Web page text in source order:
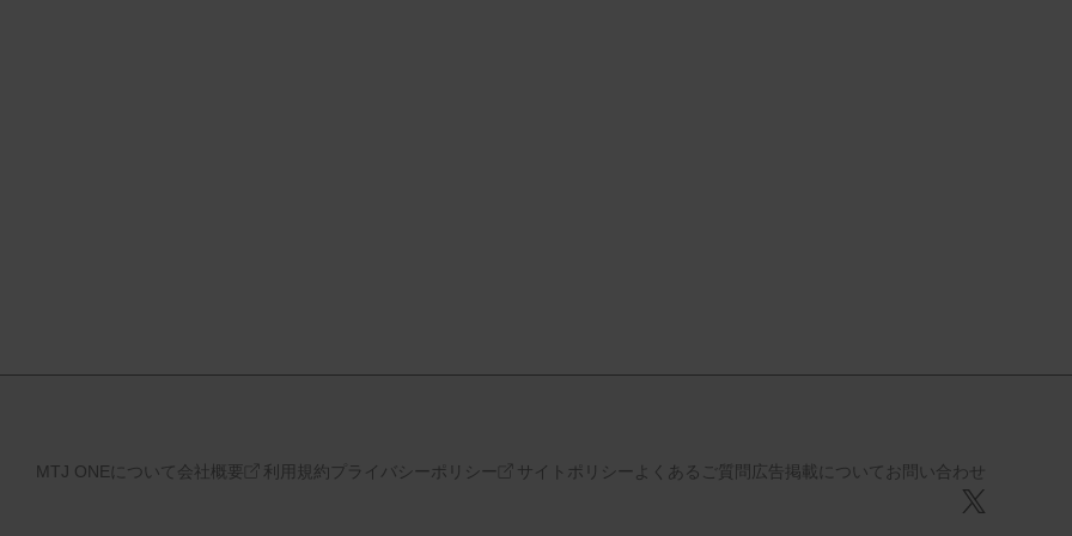
MTJ ONEについて 会社概要 利用規約プライバシーポリシー サイトポリシー よくあるご質問広告掲載について お問い合わせ